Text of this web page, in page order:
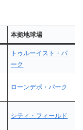
本拠地球場
トゥルーイスト・パ
ーク
ローンデポ・パーク
シティ・フィールド